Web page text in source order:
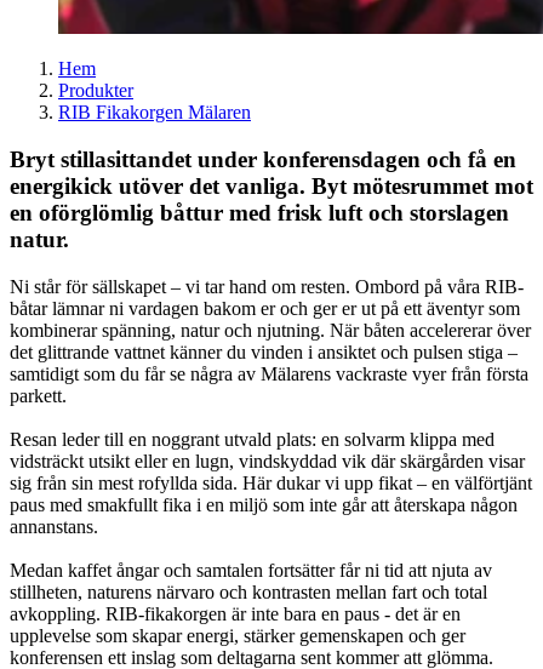
Hem
Produkter
RIB Fikakorgen Mälaren
Bryt stillasittandet under konferensdagen och få en
energikick utöver det vanliga. Byt mötesrummet mot
en oförglömlig båttur med frisk luft och storslagen
natur.
Ni står för sällskapet – vi tar hand om resten. Ombord på våra RIB-
båtar lämnar ni vardagen bakom er och ger er ut på ett äventyr som
kombinerar spänning, natur och njutning. När båten accelererar över
det glittrande vattnet känner du vinden i ansiktet och pulsen stiga –
samtidigt som du får se några av Mälarens vackraste vyer från första
parkett.
Resan leder till en noggrant utvald plats: en solvarm klippa med
vidsträckt utsikt eller en lugn, vindskyddad vik där skärgården visar
sig från sin mest rofyllda sida. Här dukar vi upp fikat – en välförtjänt
paus med smakfullt fika i en miljö som inte går att återskapa någon
annanstans.
Medan kaffet ångar och samtalen fortsätter får ni tid att njuta av
stillheten, naturens närvaro och kontrasten mellan fart och total
avkoppling. RIB-fikakorgen är inte bara en paus - det är en
upplevelse som skapar energi, stärker gemenskapen och ger
konferensen ett inslag som deltagarna sent kommer att glömma.